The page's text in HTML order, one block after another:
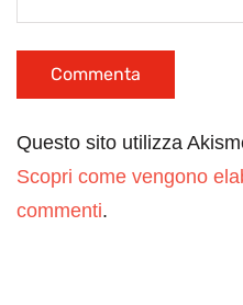
Questo sito utilizza
Scopri come vengono
commenti.